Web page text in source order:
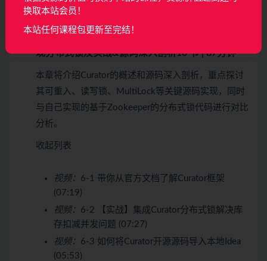
视频：
现分布式锁及实战&源码深入剖析10 节 | 87分钟
本章将介绍Curator的概述和源码深入剖析，重点探讨
其可重入、读写锁、MultiLock等关键源码实现，同时
与自己实现的基于Zookeeper的分布式锁代码进行对比
分析。
收起列表
视频： 6-1 带你从官方文档了解Curator框架
(07:19)
视频： 6-2 【实战】集成Curator分布式锁解决库
存扣减并发问题 (07:27)
视频： 6-3 如何将Curator开源源码导入本地Idea
(05:53)
换取本站会员！
本站任何课程包更新至完结！